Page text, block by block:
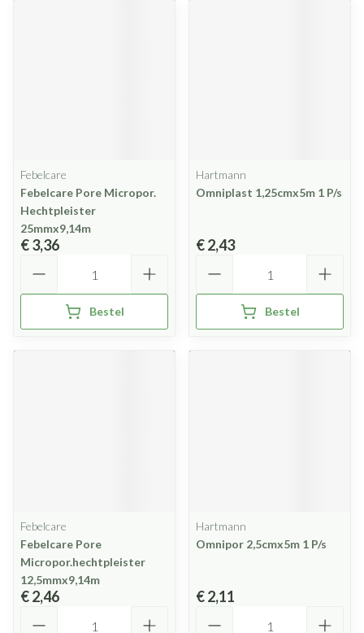
Febelcare
Febelcare Pore Micropor.
Hechtpleister
25mmx9,14m
€ 3,36
Bestel
Hartmann
Omniplast 1,25cmx5m 1 P/s
€ 2,43
Bestel
Febelcare
Febelcare Pore
Micropor.hechtpleister
12,5mmx9,14m
€ 2,46
Hartmann
Omnipor 2,5cmx5m 1 P/s
€ 2,11